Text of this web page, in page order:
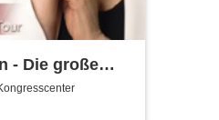
- Die große